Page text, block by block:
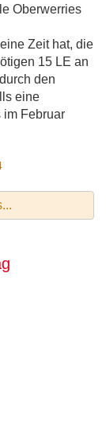
Oberwerries
Zeit hat, die
15 LE an
den
eine
im Februar